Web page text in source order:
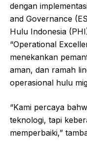
dengan
and Governance
Hulu Indonesia
“Operational
menekankan
aman, dan ramah
operasional hulu
“Kami percaya
teknologi, tapi
memperbaiki,”